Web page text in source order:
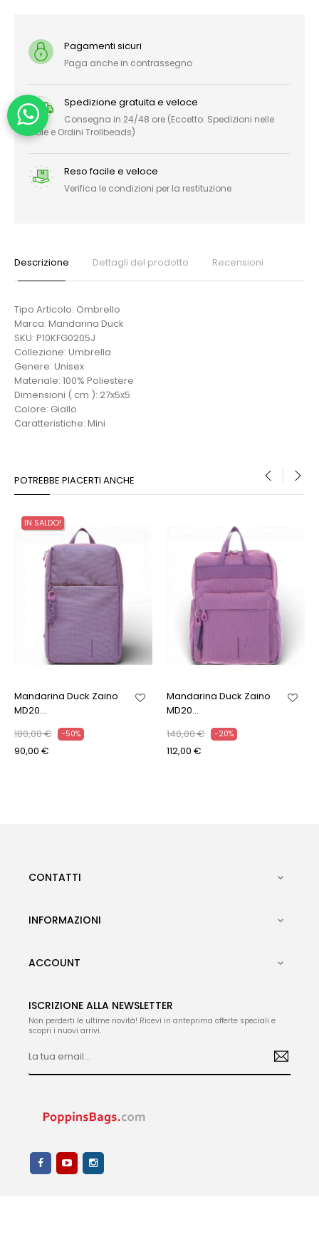
Pagamenti sicuri
Paga anche in contrassegno
Spedizione gratuita e veloce
Consegna in 24/48 ore (Eccetto: Spedizioni nelle
Isole e Ordini Trollbeads)
Reso facile e veloce
Verifica le condizioni per la restituzione
Descrizione Dettagli del prodotto Recensioni
Tipo Articolo: Ombrello
Marca: Mandarina Duck
SKU: P10KFG0205J
Collezione: Umbrella
Genere: Unisex
Materiale: 100% Poliestere
Dimensioni ( cm ): 27x5x5
Colore: Giallo
Caratteristiche: Mini
POTREBBE PIACERTI ANCHE
IN SALDO!
Mandarina Duck Zaino
MD20...
180,00 €
-50%
90,00 €
Mandarina Duck Zaino
MD20...
140,00 €
-20%
112,00 €
CONTATTI 
INFORMAZIONI 
ACCOUNT 
ISCRIZIONE ALLA NEWSLETTER
Non perderti le ultime novità! Ricevi in anteprima offerte speciali e
scopri i nuovi arrivi.